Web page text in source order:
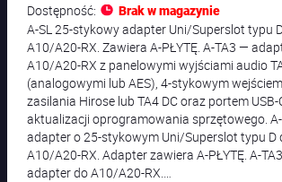
Dostępność:
Brak w magazynie
A-SL 25-stykowy adapter Uni/Superslot typu
A10/A20-RX. Zawiera A-PŁYTĘ. A-TA3 —
A10/A20-RX z panelowymi wyjściami audio
(analogowymi lub AES), 4-stykowym wejściem
zasilania Hirose lub TA4 DC oraz portem USB-
aktualizacji oprogramowania sprzętowego.
adapter o 25-stykowym Uni/Superslot typu D
A10/A20-RX. Adapter zawiera A-PŁYTĘ. A-
adapter do A10/A20-RX.…